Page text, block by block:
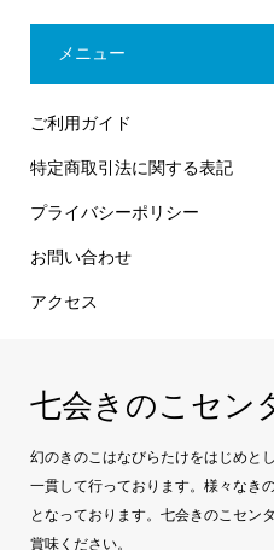
メニュー
ご利用ガイド
特定商取引法に関する表記
プライバシーポリシー
お問い合わせ
アクセス
七会きのこセン
幻のきのこはなびらたけをはじめと
一貫して行っております。様々なき
となっております。七会きのこセン
賞味ください。